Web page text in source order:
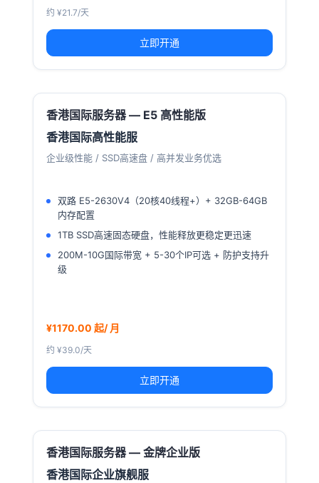
约 ¥21.7/天
立即开通
香港国际服务器 — E5 高性能版
香港国际高性能服
企业级性能 / SSD高速盘 / 高并发业务优选
双路 E5-2630V4（20核40线程+）+ 32GB-64GB
内存配置
1TB SSD高速固态硬盘，性能释放更稳定更迅速
200M-10G国际带宽 + 5-30个IP可选 + 防护支持升
级
¥1170.00 起/ 月
约 ¥39.0/天
立即开通
香港国际服务器 — 金牌企业版
香港国际企业旗舰服